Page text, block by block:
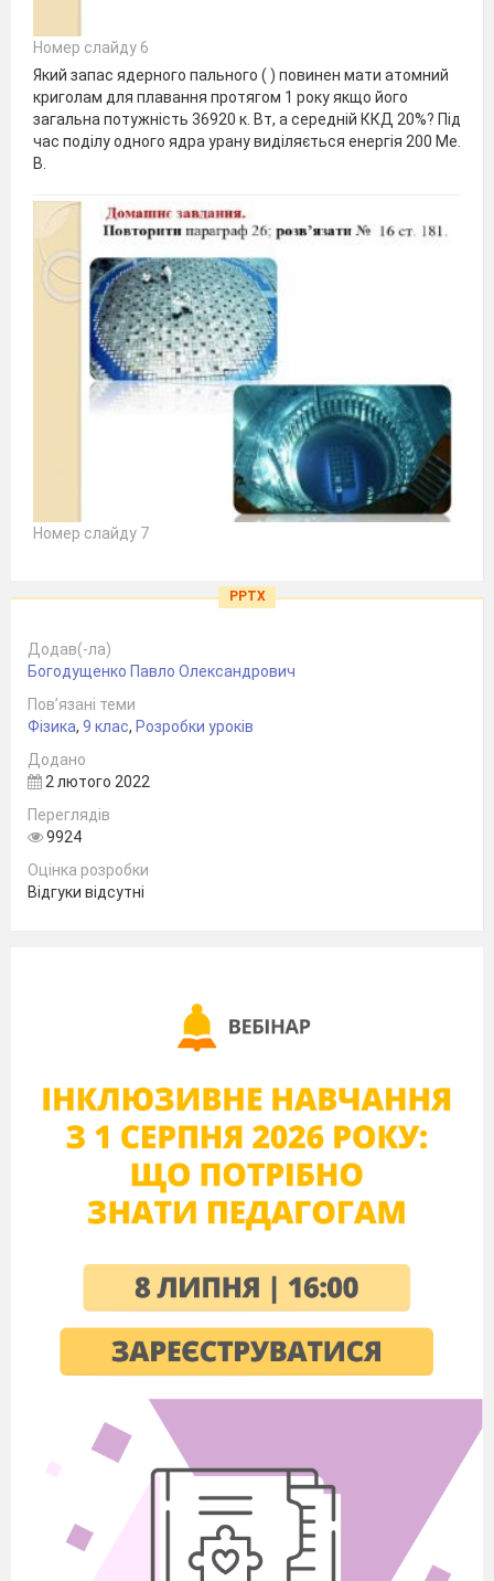
Номер слайду 6
Який запас ядерного пального ( ) повинен мати атомний
криголам для плавання протягом 1 року якщо його
загальна потужність 36920 к. Вт, а середній ККД 20%? Під
час поділу одного ядра урану виділяється енергія 200 Ме.
В.
Номер слайду 7
PPTX
Додав(-ла)
Богодущенко Павло Олександрович
Пов’язані теми
Фізика, 9 клас, Розробки уроків
Додано
2 лютого 2022
Переглядів
9924
Оцінка розробки
Відгуки відсутні